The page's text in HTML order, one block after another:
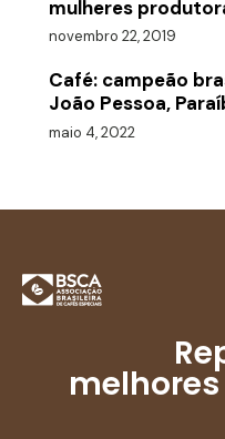
mulheres
novembro 22, 2019
Café: campeão
João Pessoa,
maio 4, 2022